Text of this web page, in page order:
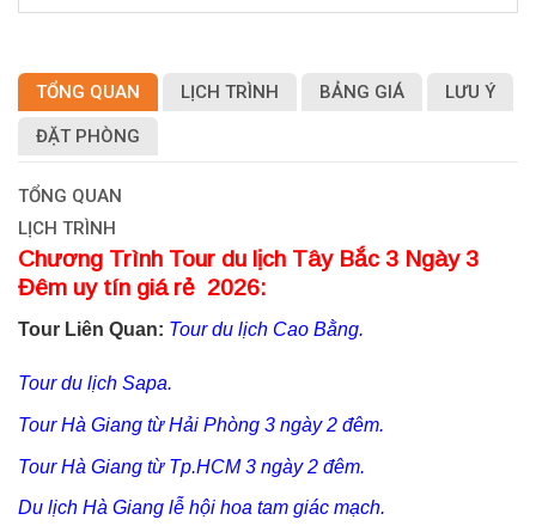
TỔNG QUAN LỊCH TRÌNH BẢNG GIÁ LƯU Ý
ĐẶT PHÒNG
TỔNG QUAN
LỊCH TRÌNH
Chương Trình Tour du lịch Tây Bắc 3 Ngày 3
Đêm uy tín giá rẻ 2026:
Tour Liên Quan: Tour du lịch Cao Bằng.
Tour du lịch Sapa.
Tour Hà Giang từ Hải Phòng 3 ngày 2 đêm.
Tour Hà Giang từ Tp.HCM 3 ngày 2 đêm.
Du lịch Hà Giang lễ hội hoa tam giác mạch.